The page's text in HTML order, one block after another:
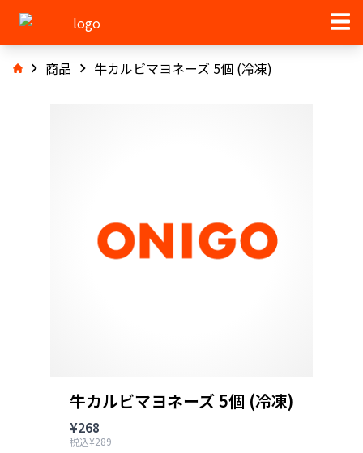
商品 牛カルビマヨネーズ 5個 (冷凍)
牛カルビマヨネーズ 5個 (冷凍)
¥268
税込¥289